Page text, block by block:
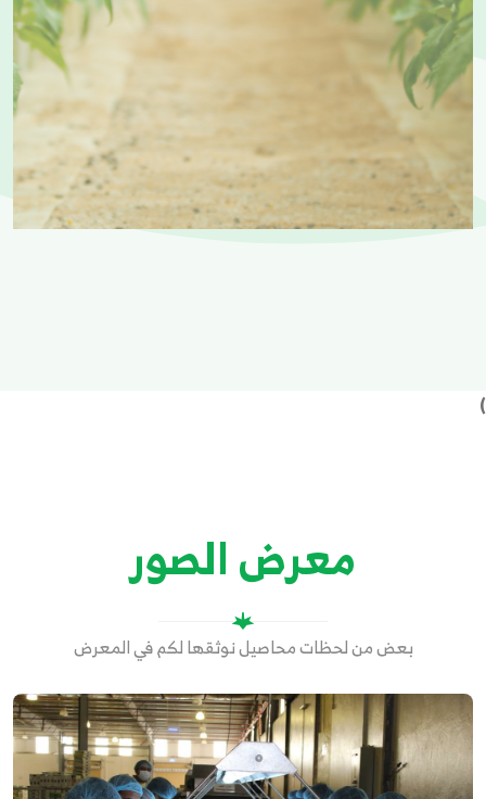
)
معرض الصور
بعض من لحظات محاصيل نوثقها لكم في المعرض